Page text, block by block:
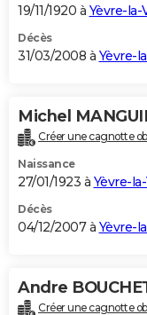
19/11/1920 à Yèvre-la-
Décès
31/03/2008 à Yèvre-
Michel
Créer une cagnotte
Naissance
27/01/1923 à Yèvre-
Décès
04/12/2007 à Yèvre-
Andre
Créer une cagnotte